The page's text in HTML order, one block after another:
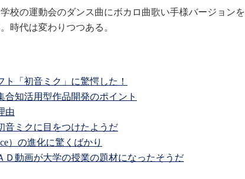
校の運動会のダンス曲にボカロ曲歌い手様バージョンを
時代は変わりつつある。
「初音ミク」に驚愕した！
合知活用型作品開発のポイント
由
音ミクに目をつけたようだ
）の進化に驚くばかり
Ｄ動画が大学の授業の題材になったそうだ